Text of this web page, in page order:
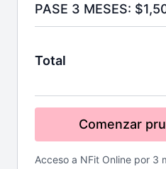
PASE 3 MESES:
Total
Comenzar
Acceso a NFit Online por 3